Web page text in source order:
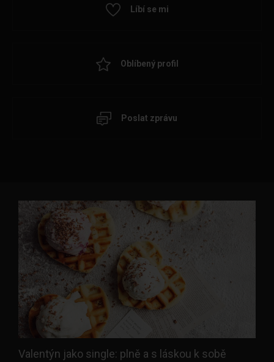
Líbí se mi
Oblíbený profil
Poslat zprávu
Valentýn jako single: plně a s láskou k sobě